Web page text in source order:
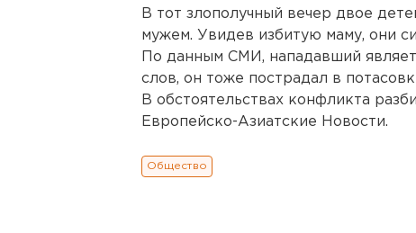
В тот злополучный вечер двое
мужем. Увидев избитую маму, они
По данным СМИ, нападавший
слов, он тоже пострадал в
В обстоятельствах конфликта
Европейско-Азиатские Новости.
Общество